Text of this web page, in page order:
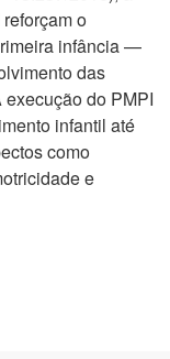
o
infância —
das
do PMPI
infantil até
como
e